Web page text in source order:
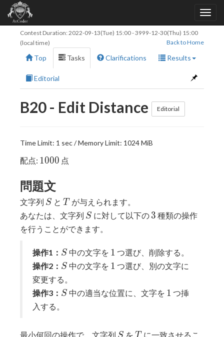
Contest Duration: 2022-09-13(Tue) 15:00-3999-12-30(Thu) 15:00
(local time)
Back to Home
Top Tasks Clarifications Results
Editorial
B20 - Edit Distance Editorial
Time Limit: 1 sec / Memory Limit: 1024 MiB
配点: 1000
1000 点
問題文
文字列 S
S とT
T が与えられます。
あなたは、文字列 S
S に対して以下の 3
3 種類の操作
を行うことができます。
操作1： S
S 中の文字を 1
1 つ選び、削除する。
操作2： S
S 中の文字を 1
1 つ選び、別の文字に
変更する。
操作3： S
S 中の適当な位置に、文字を 1
1 つ挿
入する。
最小何回の操作で、文字列 S をTに一致させるこ